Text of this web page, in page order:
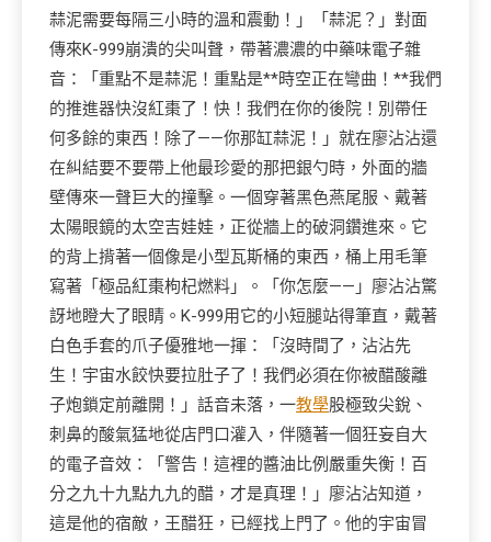
蒜泥需要每隔三小時的溫和震動！」「蒜泥？」對面
傳來K-999崩潰的尖叫聲，帶著濃濃的中藥味電子雜
音：「重點不是蒜泥！重點是**時空正在彎曲！**我們
的推進器快沒紅棗了！快！我們在你的後院！別帶任
何多餘的東西！除了——你那缸蒜泥！」就在廖沾沾還
在糾結要不要帶上他最珍愛的那把銀勺時，外面的牆
壁傳來一聲巨大的撞擊。一個穿著黑色燕尾服、戴著
太陽眼鏡的太空吉娃娃，正從牆上的破洞鑽進來。它
的背上揹著一個像是小型瓦斯桶的東西，桶上用毛筆
寫著「極品紅棗枸杞燃料」。「你怎麼——」廖沾沾驚
訝地瞪大了眼睛。K-999用它的小短腿站得筆直，戴著
白色手套的爪子優雅地一揮：「沒時間了，沾沾先
生！宇宙水餃快要拉肚子了！我們必須在你被醋酸離
子炮鎖定前離開！」話音未落，一教學股極致尖銳、
刺鼻的酸氣猛地從店門口灌入，伴隨著一個狂妄自大
的電子音效：「警告！這裡的醬油比例嚴重失衡！百
分之九十九點九九的醋，才是真理！」廖沾沾知道，
這是他的宿敵，王醋狂，已經找上門了。他的宇宙冒